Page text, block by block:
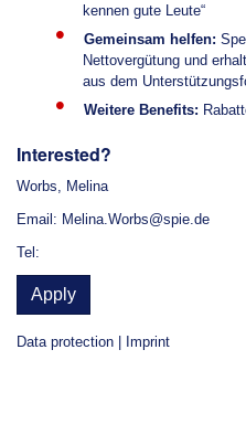
kennen gute Leute“
Gemeinsam helfen:
Nettovergütung und
aus dem
Weitere Benefits:
Interested?
Worbs, Melina
Email: Melina.Worbs@spie.de
Tel:
Apply
Data protection Imprint